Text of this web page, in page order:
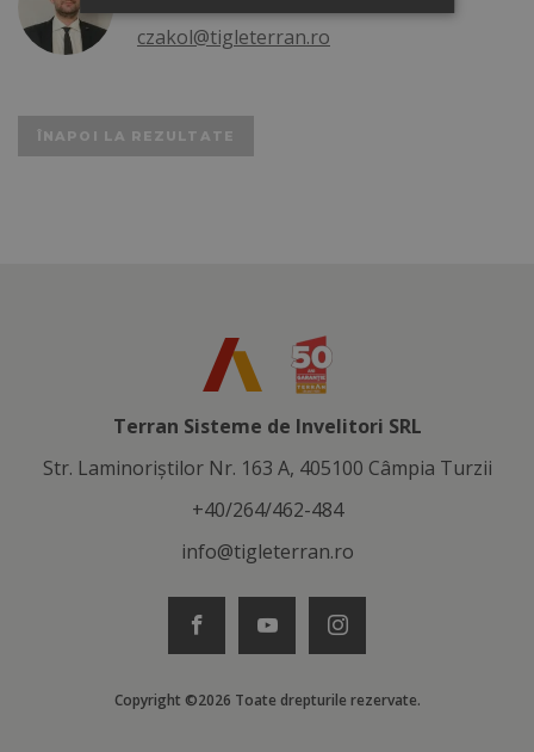
czakol@tigleterran.ro
ÎNAPOI LA REZULTATE
Terran Sisteme de Invelitori SRL
Str. Laminoriştilor Nr. 163 A, 405100 Câmpia Turzii
+40/264/462-484
info@tigleterran.ro
Copyright ©2026 Toate drepturile rezervate.